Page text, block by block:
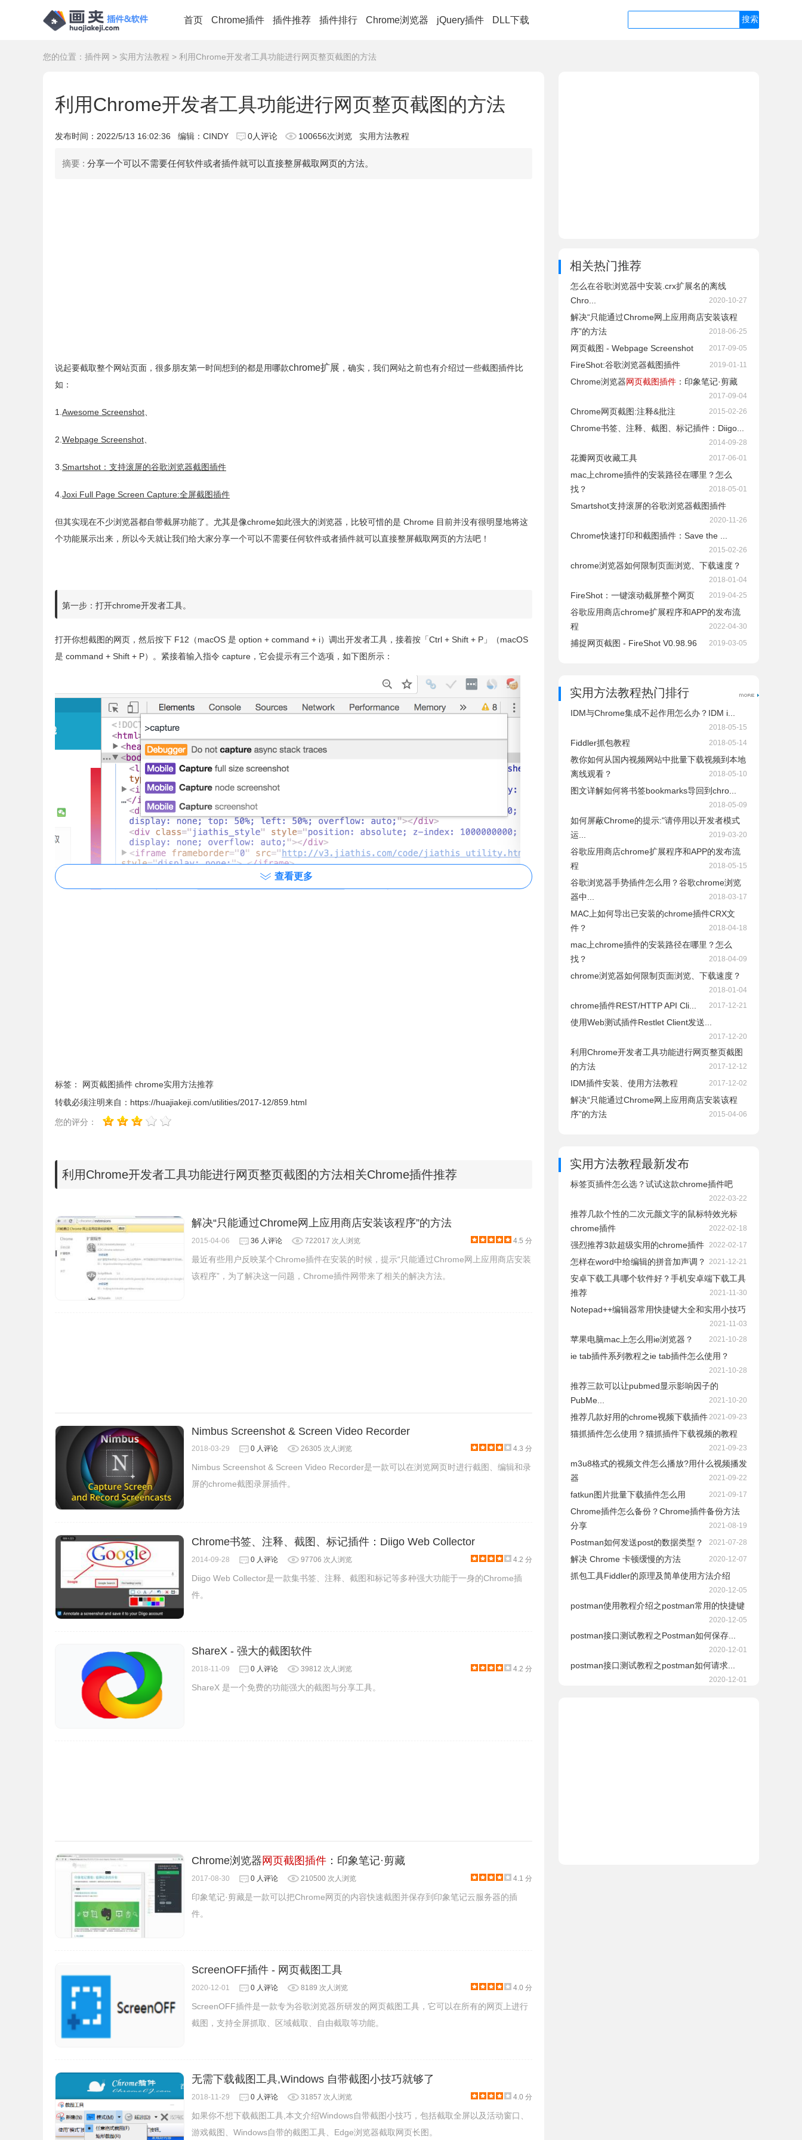
首页 Chrome插件 插件推荐 插件排行 Chrome浏览器 jQuery插件 DLL下载
您的位置： 插件网 > 实用方法教程 > 利用Chrome开发者工具功能进行网页整页截图的方法
利用Chrome开发者工具功能进行网页整页截图的方法
发布时间： 2022/5/13 16:02:36 编辑：CINDY 0人评论 100656次浏览 实用方法教程
摘要 : 分享一个可以不需要任何软件或者插件就可以直接整屏截取网页的方法。
说起要截取整个网站页面，很多朋友第一时间想到的都是用哪款chrome扩展 ，确实，我们网站之前也有介绍过一些截图插件比
如：
1. Awesome Screenshot
2. Webpage Screenshot
3. Smartshot：支持滚屏的谷歌浏览器截图插件
4. Joxi Full Page Screen Capture:全屏截图插件
但其实现在不少浏览器都自带截屏功能了。尤其是像chrome如此强大的浏览器，比较可惜的是 Chrome 目前并没有很明显地将这
个功能展示出来，所以今天就让我们给大家分享一个可以不需要任何软件或者插件就可以直接整屏截取网页的方法吧！
第一步：打开chrome开发者工具。
打开你想截图的网页，然后按下 F12（macOS 是 option + command + i）调出开发者工具，接着按「Ctrl + Shift + P」（macOS
是 command + Shift + P）。紧接着输入指令 capture，它会提示有三个选项，如下图所示：
画面截图。
查看更多
标签： 网页截图插件 chrome实用方法推荐
转载必须注明来自： https://huajiakeji.com/utilities/2017-12/859.html
您的评分：
利用Chrome开发者工具功能进行网页整页截图的方法相关Chrome插件推荐
解决“只能通过Chrome网上应用商店安装该程序”的方法
2015-04-06 36 人评论 722017 次人浏览 4.5 分
最近有些用户反映某个Chrome插件在安装的时候，提示“只能通过Chrome网上应用商店安装
该程序”，为了解决这一问题，Chrome插件网带来了相关的解决方法。
Nimbus Screenshot & Screen Video Recorder
2018-03-29 0 人评论 26305 次人浏览 4.3 分
Nimbus Screenshot & Screen Video Recorder是一款可以在浏览网页时进行截图、编辑和录
屏的chrome截图录屏插件。
Chrome书签、注释、截图、标记插件：Diigo Web Collector
2014-09-28 0 人评论 97706 次人浏览 4.2 分
Diigo Web Collector是一款集书签、注释、截图和标记等多种强大功能于一身的Chrome插
件。
ShareX - 强大的截图软件
2018-11-09 0 人评论 39812 次人浏览 4.2 分
ShareX 是一个免费的功能强大的截图与分享工具。
Chrome浏览器 网页截图插件 ：印象笔记·剪藏
2017-08-30 0 人评论 210500 次人浏览 4.1 分
印象笔记·剪藏是一款可以把Chrome网页的内容快速截图并保存到印象笔记云服务器的插
件。
ScreenOFF插件 - 网页截图工具
2020-12-01 0 人评论 8189 次人浏览 4.0 分
ScreenOFF插件是一款专为谷歌浏览器所研发的网页截图工具，它可以在所有的网页上进行
截图，支持全屏抓取、区域截取、自由截取等功能。
无需下载截图工具,Windows 自带截图小技巧就够了
2018-11-29 0 人评论 31857 次人浏览 4.0 分
如果你不想下载截图工具,本文介绍Windows自带截图小技巧，包括截取全屏以及活动窗口、
游戏截图、Windows自带的截图工具、Edge浏览器截取网页长图。
相关热门推荐
怎么在谷歌浏览器中安装.crx扩展名的离线
Chro...
2020-10-27
解决“只能通过Chrome网上应用商店安装该程
序”的方法
2018-06-25
网页截图 - Webpage Screenshot 2017-09-05
FireShot:谷歌浏览器截图插件 2019-01-11
Chrome浏览器网页截图插件 ：印象笔记·剪藏
2017-09-04
Chrome网页截图:注释&批注 2015-02-26
Chrome书签、注释、截图、标记插件：Diigo...
2014-09-28
花瓣网页收藏工具 2017-06-01
mac上chrome插件的安装路径在哪里？怎么
找？
2018-05-01
Smartshot支持滚屏的谷歌浏览器截图插件
2020-11-26
Chrome快速打印和截图插件：Save the ...
2015-02-26
chrome浏览器如何限制页面浏览、下载速度？
2018-01-04
FireShot：一键滚动截屏整个网页 2019-04-25
谷歌应用商店chrome扩展程序和APP的发布流
程
2022-04-30
捕捉网页截图 - FireShot V0.98.96 2019-03-05
实用方法教程热门排行
IDM与Chrome集成不起作用怎么办？IDM i...
2018-05-15
Fiddler抓包教程 2018-05-14
教你如何从国内视频网站中批量下载视频到本地
离线观看？
2018-05-10
图文详解如何将书签bookmarks导回到chro...
2018-05-09
如何屏蔽Chrome的提示:"请停用以开发者模式
运...
2019-03-20
谷歌应用商店chrome扩展程序和APP的发布流
程
2018-05-15
谷歌浏览器手势插件怎么用？谷歌chrome浏览
器中...
2018-03-17
MAC上如何导出已安装的chrome插件CRX文
件？
2018-04-18
mac上chrome插件的安装路径在哪里？怎么
找？
2018-04-09
chrome浏览器如何限制页面浏览、下载速度？
2018-01-04
chrome插件REST/HTTP API Cli... 2017-12-21
使用Web测试插件Restlet Client发送...
2017-12-20
利用Chrome开发者工具功能进行网页整页截图
的方法
2017-12-12
IDM插件安装、使用方法教程 2017-12-02
解决“只能通过Chrome网上应用商店安装该程
序”的方法
2015-04-06
实用方法教程最新发布
标签页插件怎么选？试试这款chrome插件吧
2022-03-22
推荐几款个性的二次元颜文字的鼠标特效光标
chrome插件
2022-02-18
强烈推荐3款超级实用的chrome插件 2022-02-17
怎样在word中给编辑的拼音加声调？ 2021-12-21
安卓下载工具哪个软件好？手机安卓端下载工具
推荐
2021-11-30
Notepad++编辑器常用快捷键大全和实用小技巧
2021-11-03
苹果电脑mac上怎么用ie浏览器？ 2021-10-28
ie tab插件系列教程之ie tab插件怎么使用？
2021-10-28
推荐三款可以让pubmed显示影响因子的
PubMe...
2021-10-20
推荐几款好用的chrome视频下载插件2021-09-23
猫抓插件怎么使用？猫抓插件下载视频的教程
2021-09-23
m3u8格式的视频文件怎么播放?用什么视频播发
器
2021-09-22
fatkun图片批量下载插件怎么用 2021-09-17
Chrome插件怎么备份？Chrome插件备份方法
分享
2021-08-19
Postman如何发送post的数据类型？ 2021-07-28
解决 Chrome 卡顿缓慢的方法 2020-12-07
抓包工具Fiddler的原理及简单使用方法介绍
2020-12-05
postman使用教程介绍之postman常用的快捷键
2020-12-05
postman接口测试教程之Postman如何保存...
2020-12-01
postman接口测试教程之postman如何请求...
2020-12-01